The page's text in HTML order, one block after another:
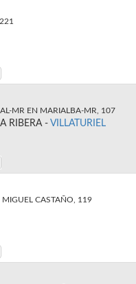
MR EN MARIALBA-MR, 107
RIBERA - VILLATURIEL
MIGUEL CASTAÑO, 119